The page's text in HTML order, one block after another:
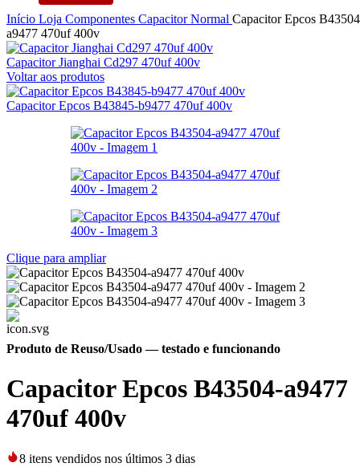
Início Loja Componentes CapacitorNormal Capacitor Epcos
a9477 470uf 400v
Capacitor Jianghai Cd297 470uf 400v
Voltar aos produtos
Capacitor Epcos B43845-b9477 470uf 400v
Clique para ampliar
Produto de Reuso/Usado— testado e funcionando
Capacitor Epcos B43504-a9477
470uf 400v
8 itens vendidos nos últimos 3 dias